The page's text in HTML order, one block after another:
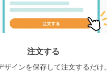
注文する
ザインを保存して注文するだけ。